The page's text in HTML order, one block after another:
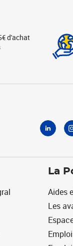
d'achat
La
Aides
Les